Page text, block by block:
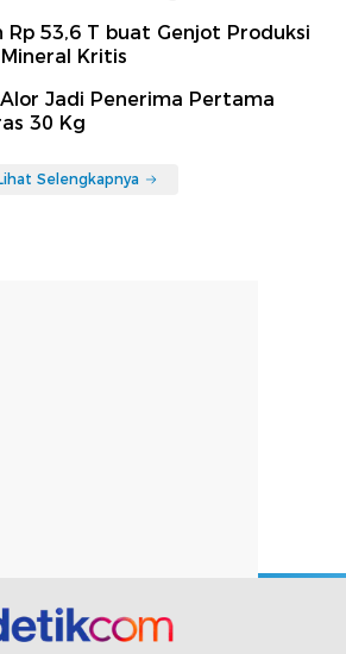
Rp 53,6 T buat Genjot Produksi
Kritis
Jadi Penerima Pertama
30 Kg
Selengkapnya